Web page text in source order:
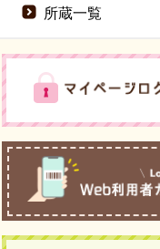
所蔵一覧